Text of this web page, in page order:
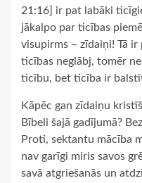
21:16] ir pat labāki
jākalpo par ticības
visupirms – zīdaiņi! Tā
ticības neglābj, tomēr
ticību, bet ticība ir
Kāpēc gan zīdaiņu
Bībeli šajā gadījumā?
Proti, sektantu mācība
nav garīgi miris savos
savā atgriešanās un